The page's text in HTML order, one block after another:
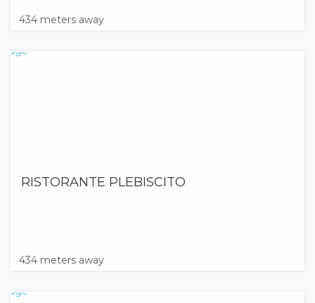
434 meters away
RISTORANTE PLEBISCITO
434 meters away